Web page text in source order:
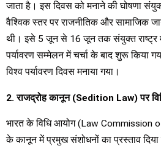
जाता है। इस दिवस को मनाने की घोषणा
वैश्विक स्तर पर राजनीतिक और सामाजिक
थी। इसे 5 जून से 16 जून तक संयुक्त राष्ट्र
पर्यावरण सम्मेलन में चर्चा के बाद शुरू किया
विश्व पर्यावरण दिवस मनाया गया।
2. राजद्रोह कानून (Sedition Law) पर
भारत के विधि आयोग (Law Commission
के कानून में प्रमुख संशोधनों का प्रस्ताव दिया